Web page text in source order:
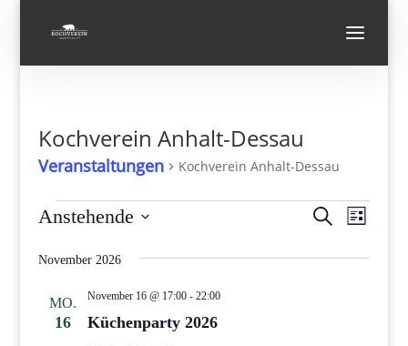
Kochverein Anhalt-Dessau
Veranstaltungen Kochverein Anhalt-Dessau
Veranstaltungen
und
SucheListe
Anstehende
wählen.
November 2026
MO.
16 Küchenparty 2026
November 16 @ 17:00- 22:00